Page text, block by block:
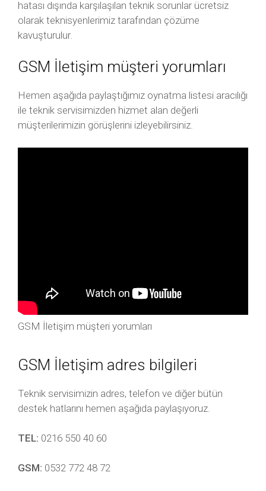
hatası dışında karşılaşılan teknik sorunlar ücretsiz
olarak teknisyenlerimiz tarafından çözüme
kavuşturulur.
GSM İletişim müşteri yorumları
Hemen aşağıda paylaştığımız oynatma listesi aracılığı
ile teknik servisimizden hizmet alan değerli
müşterilerimizin görüşlerini izleyebilirsiniz.
GSM İletişim müşteri yorumları
GSM İletişim adres bilgileri
Teknik servisimizin adres, telefon ve diğer bütün
destek hatlarını hemen aşağıda paylaşıyoruz.
TEL: 0216 550 40 60
GSM: 0532 772 48 72